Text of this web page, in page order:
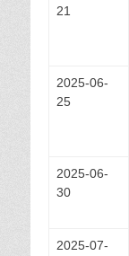
21
2025-06-
25
2025-06-
30
2025-07-